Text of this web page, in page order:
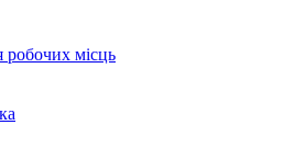
робочих місць